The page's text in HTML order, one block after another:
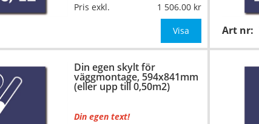
Material:
Plan aluminium,
0,7mm (väggmontage)
420x594mm (eller annat
Be om offert vid antal
Pris exkl. 1 506.00
Visa Art nr:
Din egen skylt för
väggmontage, 594x841mm
(eller upp till 0,50m2)
Din egen text!